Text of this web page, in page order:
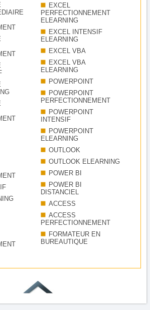
EXCEL
PERFECTIONNEMENT
ELEARNING
EXCEL INTENSIF
ELEARNING
EXCEL VBA
EXCEL VBA
ELEARNING
POWERPOINT
POWERPOINT
PERFECTIONNEMENT
POWERPOINT
INTENSIF
POWERPOINT
ELEARNING
OUTLOOK
OUTLOOK ELEARNING
POWER BI
POWER BI
DISTANCIEL
ACCESS
ACCESS
PERFECTIONNEMENT
FORMATEUR EN
BUREAUTIQUE